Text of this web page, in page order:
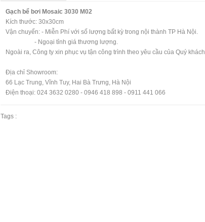
Gạch bể bơi Mosaic 3030 M02
Kích thước: 30x30cm
Vận chuyển: - Miễn Phí với số lượng bất kỳ trong nội thành TP Hà Nội.
- Ngoại tỉnh giá thương lượng.
Ngoài ra, Công ty xin phục vụ tận công trình theo yêu cầu của Quý khách
Địa chỉ Showroom:
66 Lạc Trung, Vĩnh Tuy, Hai Bà Trưng, Hà Nội
Điện thoại: 024 3632 0280 - 0946 418 898 - 0911 441 066
Tags :